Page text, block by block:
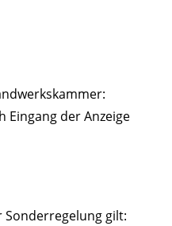
Eingang der Anzeige
gilt: